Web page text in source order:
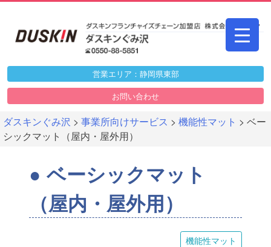
content
営業エリア：静岡県東部
お問い合わせ
ダスキンぐみ沢 > 事業所向けサービス > 機能性マット > ベー
シックマット（屋内・屋外用）
ベーシックマット
（屋内・屋外用）
機能性マット